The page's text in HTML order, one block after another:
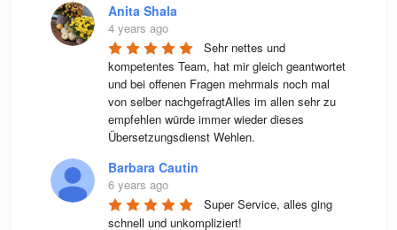
Anita Shala
4 years ago
Sehr nettes und
kompetentes Team, hat mir gleich geantwortet
und bei offenen Fragen mehrmals noch mal
von selber nachgefragtAlles im allen sehr zu
empfehlen würde immer wieder dieses
Übersetzungsdienst Wehlen.
Barbara Cautin
6 years ago
Super Service, alles ging
schnell und unkompliziert!